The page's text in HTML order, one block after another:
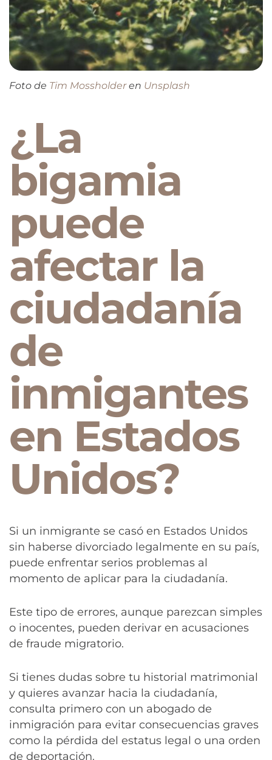
Foto de Tim Mossholderen Unsplash
¿La
bigamia
puede
afectar la
ciudadanía
de
inmigantes
en Estados
Unidos?
Si un inmigrante se casó en Estados Unidos
sin haberse divorciado legalmente en su país,
puede enfrentar serios problemas al
momento de aplicar para la ciudadanía.
Este tipo de errores, aunque parezcan simples
o inocentes, pueden derivar en acusaciones
de fraude migratorio.
Si tienes dudas sobre tu historial matrimonial
y quieres avanzar hacia la ciudadanía,
consulta primero con un abogado de
inmigración para evitar consecuencias graves
como la pérdida del estatus legal o una orden
de deportación.